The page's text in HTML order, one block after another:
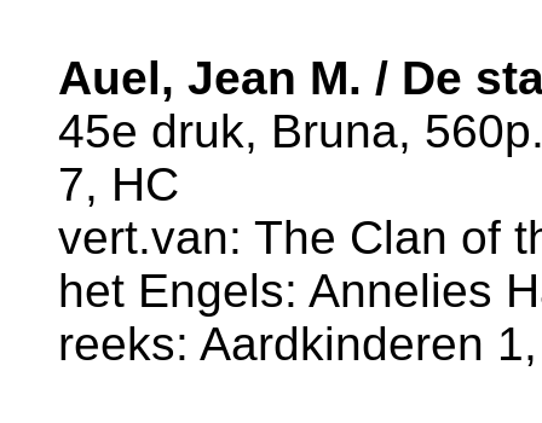
Auel, Jean M. / De
45e druk, Bruna,
7, HC
vert.van: The Clan of
het Engels: Annelies
reeks: Aardkinderen